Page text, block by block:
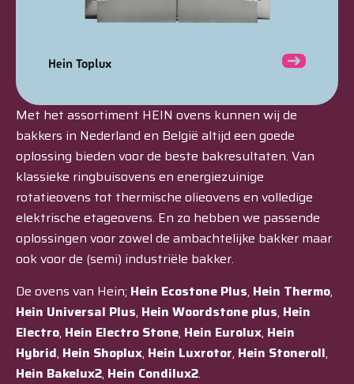
Hein Toplux
Met het assortiment HEIN ovens kunnen wij de
bakkers in Nederland en België altijd een goede
oplossing bieden voor de beste bakresultaten. Van
klassieke ringbuisovens en energiezuinige
rotatieovens tot thermische olieovens en volledige
elektrische etageovens. En zo hebben we passende
oplossingen voor zowel de ambachtelijke bakker maar
ook voor de (semi) industriële bakker.
De ovens van Hein; Hein Ecostone Plus, Hein Thermo,
Hein Universal Plus, Hein Woordstone plus, Hein
Electro, Hein Electro Stone, Hein Eurolux, Hein
Hybrid, Hein Shoplux, Hein Luxrotor, Hein Stoneroll,
Hein Bakelux2, Hein Condilux2.